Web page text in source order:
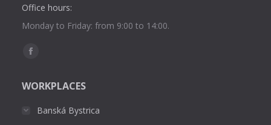
Office hours:
Monday to Friday: from 9:00 to 14:00.
Find us on:
Facebook
opens
WORKPLACES
Banská Bystrica